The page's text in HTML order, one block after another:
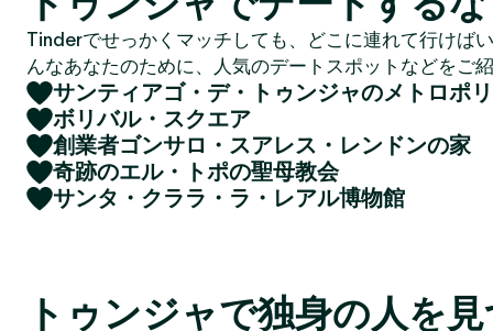
Tinderでせっかくマッチしても、どこに連れて行けば
んなあなたのために、人気のデートスポットなどをご
サンティアゴ・デ・トゥンジャのメトロポ
ボリバル・スクエア
創業者ゴンサロ・スアレス・レンドンの家
奇跡のエル・トポの聖母教会
サンタ・クララ・ラ・レアル博物館
トゥンジャで独身の人を